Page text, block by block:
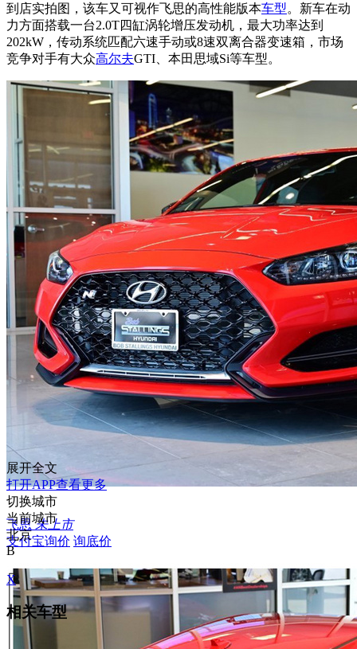
到店实拍图，该车又可视作飞思的高性能版本车型。新车在动
力方面搭载一台2.0T四缸涡轮增压发动机，最大功率达到
202kW，传动系统匹配六速手动或8速双离合器变速箱，市场
竞争对手有大众高尔夫GTI、本田思域Si等车型。
飞思 未上市
支付宝询价 询底价
展开全文
打开APP查看更多
切换城市
当前城市
北京
B
X
相关车型